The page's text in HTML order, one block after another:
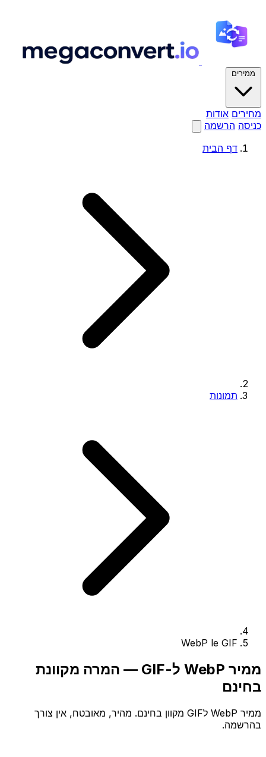
ממירים
מחירים אודות
כניסה הרשמה
דף הבית
תמונות
WebP le GIF
ממיר WebP ל-GIF — המרה מקוונת
בחינם
ממיר WebP לGIF מקוון בחינם. מהיר, מאובטח, אין צורך
בהרשמה.